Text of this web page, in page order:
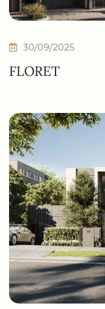
30/09/2025
FLORET